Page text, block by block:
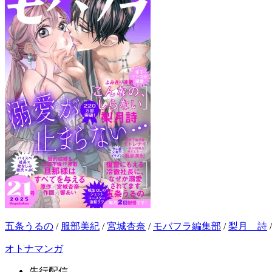
五条うるの / 服部美紀 /宮城杏奈 / モバフラ編集部 /梨月 詩 /
オトナマンガ